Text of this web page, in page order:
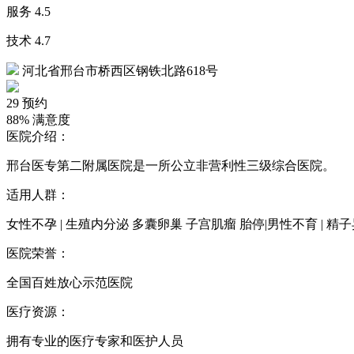
服务 4.5
技术 4.7
河北省邢台市桥西区钢铁北路618号
29 预约
88% 满意度
医院介绍：
邢台医专第二附属医院是一所公立非营利性三级综合医院。
适用人群：
女性不孕 | 生殖内分泌 多囊卵巢 子宫肌瘤 胎停|男性不育 | 精
医院荣誉：
全国百姓放心示范医院
医疗资源：
拥有专业的医疗专家和医护人员